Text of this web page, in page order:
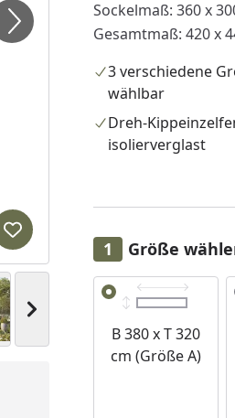
Nächstes Bild anzeigen
Produkt zur Wunschliste
Sockelmaß: 360 x
Gesamtmaß: 420 x
3 verschiedene
wählbar
Dreh-
isolierverglast
Größe
Alle anzeigen (3)
B 380 x T 320
cm (Größe A)